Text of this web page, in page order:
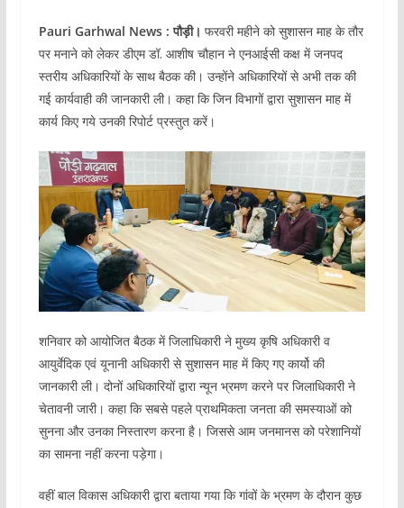
Pauri Garhwal News : पौड़ी। फरवरी महीने को सुशासन माह के तौर
पर मनाने को लेकर डीएम डॉ. आशीष चौहान ने एनआईसी कक्ष में जनपद
स्तरीय अधिकारियों के साथ बैठक की। उन्होंने अधिकारियों से अभी तक की
गई कार्यवाही की जानकारी ली। कहा कि जिन विभागों द्वारा सुशासन माह में
कार्य किए गये उनकी रिपोर्ट प्रस्तुत करें।
शनिवार को आयोजित बैठक में जिलाधिकारी ने मुख्य कृषि अधिकारी व
आयुर्वेदिक एवं यूनानी अधिकारी से सुशासन माह में किए गए कार्यो की
जानकारी ली। दोनों अधिकारियों द्वारा न्यून भ्रमण करने पर जिलाधिकारी ने
चेतावनी जारी। कहा कि सबसे पहले प्राथमिकता जनता की समस्याओं को
सुनना और उनका निस्तारण करना है। जिससे आम जनमानस को परेशानियों
का सामना नहीं करना पड़ेगा।
वहीं बाल विकास अधिकारी द्वारा बताया गया कि गांवों के भ्रमण के दौरान कुछ